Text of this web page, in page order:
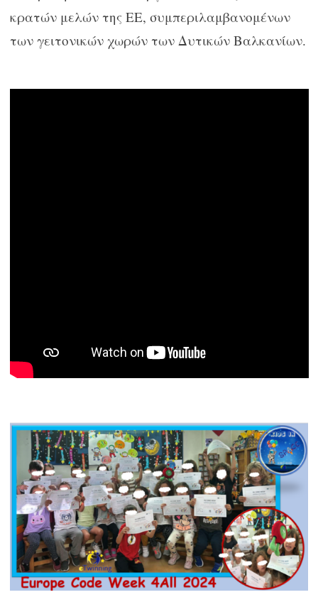
κρατών μελών της ΕΕ, συμπεριλαμβανομένων
των γειτονικών χωρών των Δυτικών Βαλκανίων.